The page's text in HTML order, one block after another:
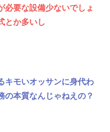
必要な設備少ないでしょ
とか多いし
キモいオッサンに身代わ
の本質なんじゃねえの？